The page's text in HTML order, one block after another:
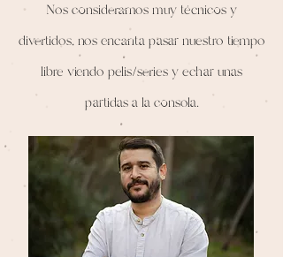
Nos consideramos muy técnicos y
divertidos, nos encanta pasar nuestro tiempo
libre viendo pelis/series y echar unas
partidas a la consola.